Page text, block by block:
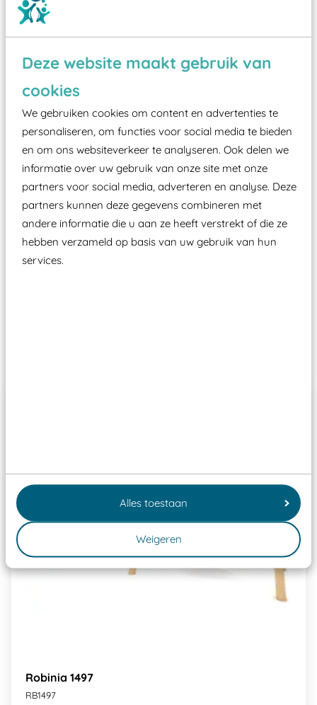
Deze website maakt gebruik van
cookies
We gebruiken cookies om content en advertenties te
personaliseren, om functies voor social media te bieden
en om ons websiteverkeer te analyseren. Ook delen we
informatie over uw gebruik van onze site met onze
partners voor social media, adverteren en analyse. Deze
partners kunnen deze gegevens combineren met
andere informatie die u aan ze heeft verstrekt of die ze
hebben verzameld op basis van uw gebruik van hun
services.
Alles toestaan
Weigeren
Wist je dat:
Vanaf een valhoogte van 1,5 meter een speciale
valondergrond onder speeltoestellen verplicht is
zoals kunstgras, rubber tegels of boomschors?
Elk speeltoestel in de openbare ruimte voorzien
moet zijn van een typekeuring, -plaatje en
certificering, uitgegeven door een Nederlands
aangewezen keuringsinstantie?
Wij ook speeltoestellen kunnen laten keuren zodat
Robinia 1497
RB1497